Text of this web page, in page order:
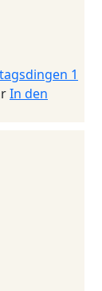
1
In den